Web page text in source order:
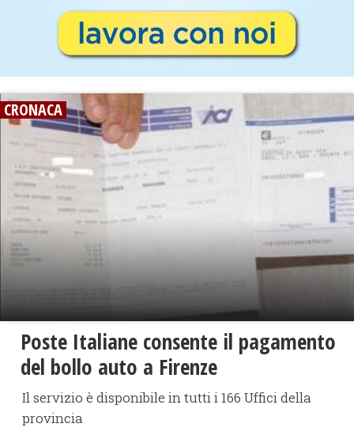
CRONACA
Poste Italiane consente il pagamento
del bollo auto a Firenze
Il servizio è disponibile in tutti i 166 Uffici della
provincia